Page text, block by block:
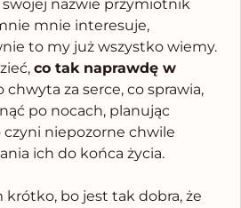
swojej nazwie przymiotnik
mnie interesuje,
to my już wszystko wiemy.
co tak naprawdę w
chwyta za serce, co sprawia,
po nocach, planując
czyni niepozorne chwile
ich do końca życia.
krótko, bo jest tak dobra, że